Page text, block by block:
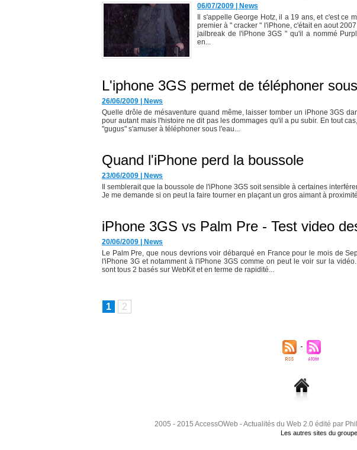
06/07/2009
News
Il s'appelle George Hotz, il a 19 ans, et c'est ce
premier à " cracker " l'iPhone, c'était en aout
jailbreak de l'iPhone 3GS " qu'il a nommé
en...
L'iphone 3GS permet de téléphoner
26/06/2009
News
Quelle drôle de mésaventure quand même, laisser tomber un iPhone 3GS
pour autant mais l'histoire ne dit pas les dommages qu'il a pu subir. En tout
"gugus" s'amuser à téléphoner sous l'eau...
Quand l'iPhone perd la boussole
23/06/2009
News
Il semblerait que la boussole de l'iPhone 3GS soit sensible à certaines
Je me demande si on peut la faire tourner en plaçant un gros aimant à
iPhone 3GS vs Palm Pre - Test video
20/06/2009
News
Le Palm Pre, que nous devrions voir débarqué en France pour le mois de
l'iPhone 3G et notamment à l'iPhone 3GS comme on peut le voir sur la
sont tous 2 basés sur WebKit et en terme de rapidité...
1 2
2005 - 2015 AccessOWeb - Actualités du Web 2.0 édité par
Les autres sites du